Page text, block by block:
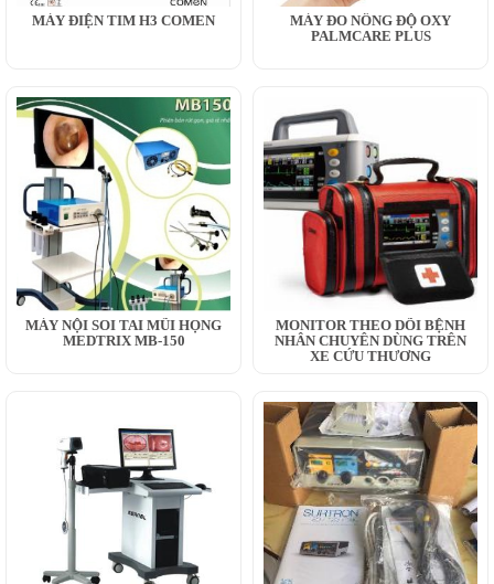
MÁY ĐIỆN TIM H3 COMEN
MÁY ĐO NỒNG ĐỘ OXY
PALMCARE PLUS
MÁY NỘI SOI TAI MŨI HỌNG
MEDTRIX MB-150
MONITOR THEO DÕI BỆNH
NHÂN CHUYÊN DÙNG TRÊN
XE CỨU THƯƠNG